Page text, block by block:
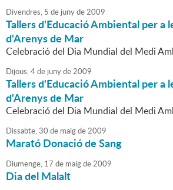
Divendres, 5 de junyde2009
Tallers d'Educació Ambiental per a
d'Arenys de Mar
Celebració del Dia Mundial del Medi
Dijous,4de junyde2009
Tallers d'Educació Ambiental per a
d'Arenys de Mar
Celebració del Dia Mundial del Medi
Dissabte,30 de maigde2009
Marató Donació de Sang
Diumenge, 17 de maigde2009
Dia del Malalt